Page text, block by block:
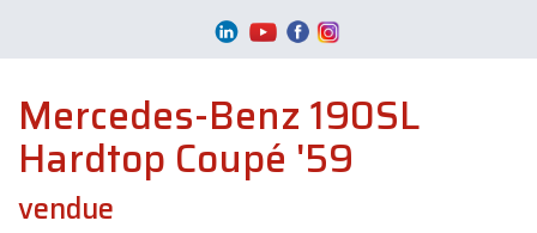
Mercedes-Benz 190SL
Hardtop Coupé '59
vendue